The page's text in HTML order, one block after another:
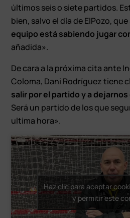
últimos seis o siete partidos.
bien, salvo el día de ElPozo,
equipo está sabiendo jugar
añadida».
De cara a la próxima cita ante
Coloma, Dani Rodríguez tiene
salir por el partido y a
Será un partido de los que
ultima hora».
Haz clic para aceptar
y permitir este